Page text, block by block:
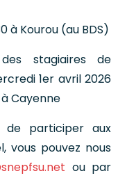
à Kourou (au BDS)
stagiaires de
1er avril 2026
à Cayenne
de participer aux
vous pouvez nous
ou par